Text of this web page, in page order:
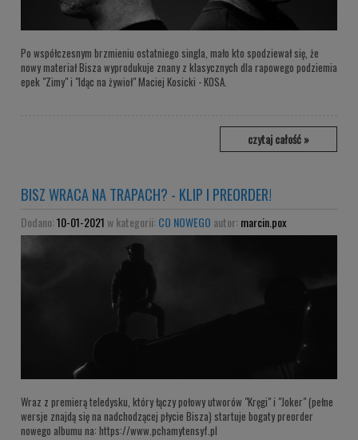
Po współczesnym brzmieniu ostatniego singla, mało kto spodziewał się, że
nowy materiał Bisza wyprodukuje znany z klasycznych dla rapowego podziemia
epek "Zimy" i "Idąc na żywioł" Maciej Kosicki - KOSA.
czytaj całość »
BISZ WRACA NA TRAPACH? - KLIP I PREORDER!
Dodano:10-01-2021w kategorii: CO NOWEGO autor: marcin.pox
Wraz z premierą teledysku, który łączy połowy utworów "Kręgi" i "Joker" (pełne
wersje znajdą się na nadchodzącej płycie Bisza) startuje bogaty preorder
nowego albumu na: https://www.pchamytensyf.pl